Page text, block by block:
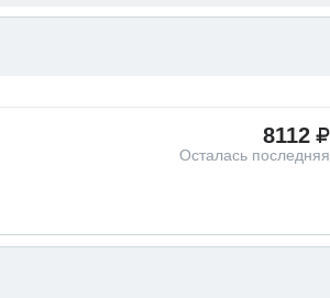
8112
Осталась последняя